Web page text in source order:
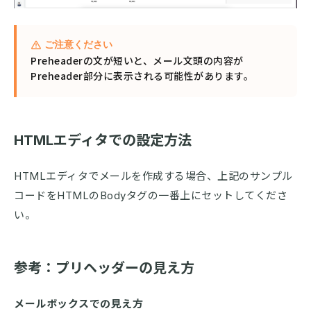
ご注意ください
Preheaderの文が短いと、メール文頭の内容が
Preheader部分に表示される可能性があります。
HTMLエディタでの設定方法
HTMLエディタでメールを作成する場合、上記のサンプル
コードをHTMLのBodyタグの一番上にセットしてくださ
い。
参考：プリヘッダーの見え方
メールボックスでの見え方